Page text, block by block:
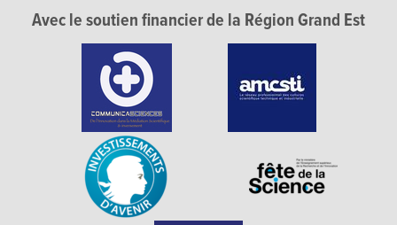
Avec le soutien financier de la Région Grand Est